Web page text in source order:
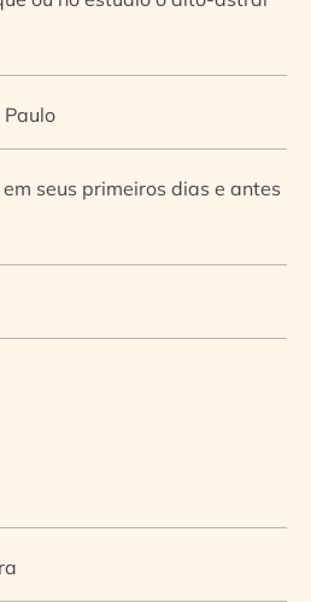
Paulo
seus primeiros dias e antes